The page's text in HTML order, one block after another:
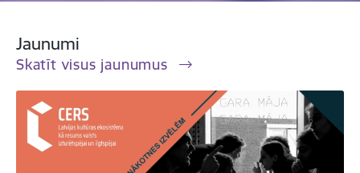
Jaunumi
Skatīt visus jaunumus